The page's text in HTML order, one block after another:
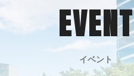
EVENT
イベント